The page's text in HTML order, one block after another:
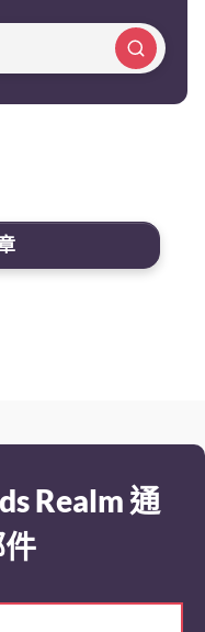
Realm 通